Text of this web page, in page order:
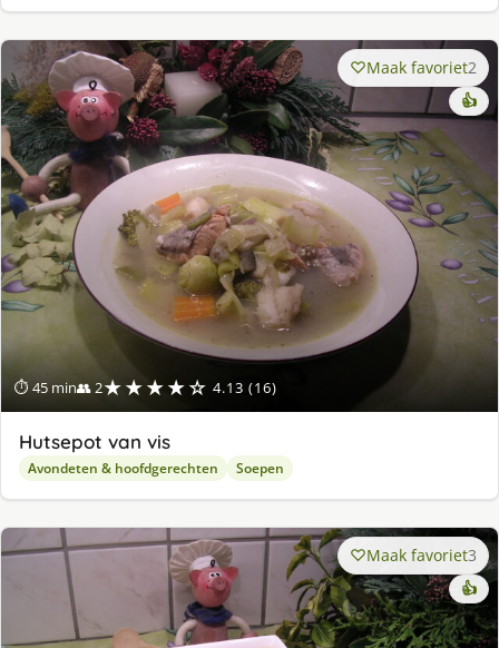
⏱ 45 min👥 2★★★★☆ 4.13 (16)
Maak favoriet2
👍
Hutsepot van vis
Avondeten & hoofdgerechten Soepen
Maak favoriet3
👍